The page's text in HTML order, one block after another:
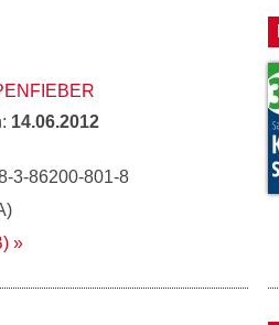
14.06.2012
3-86200-801-8